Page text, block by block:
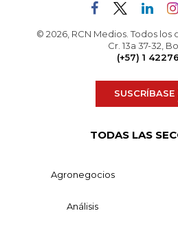
© 2026, RCN Medios. Todos los
Cr. 13a 37-32,
(+57) 1
SUSCRÍBASE
TODAS LAS
Agronegocios
Análisis